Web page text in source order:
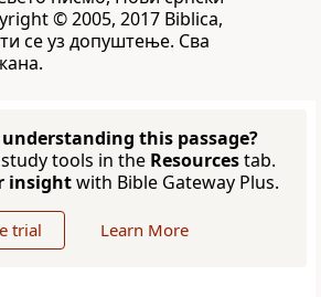
© 2005, 2017 Biblica,
се уз допуштење. Сва
this passage?
tools in the Resourcestab.
insightwith Bible Gateway Plus.
trial Learn More